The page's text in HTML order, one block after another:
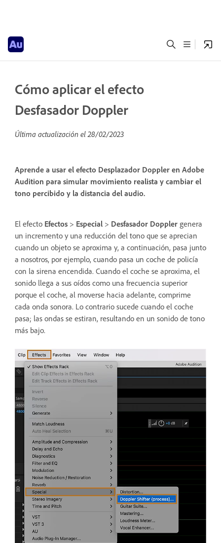
Cómo aplicar el efecto
Desfasador Doppler
Última actualización el28/02/2023
Aprende a usar el efecto Desplazador Doppler en Adobe
Audition para simular movimiento realista y cambiar el
tono percibido y la distancia del audio.
El efecto Efectos > Especial > Desfasador Doppler genera
un incremento y una reducción del tono que se aprecian
cuando un objeto se aproxima y, a continuación, pasa junto
a nosotros, por ejemplo, cuando pasa un coche de policía
con la sirena encendida. Cuando el coche se aproxima, el
sonido llega a sus oídos como una frecuencia superior
porque el coche, al moverse hacia adelante, comprime
cada onda sonora. Lo contrario sucede cuando el coche
pasa; las ondas se estiran, resultando en un sonido de tono
más bajo.